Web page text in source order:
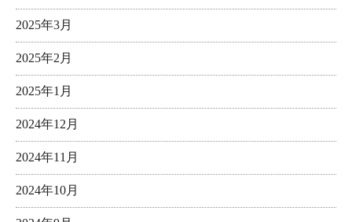
2025年3月
2025年2月
2025年1月
2024年12月
2024年11月
2024年10月